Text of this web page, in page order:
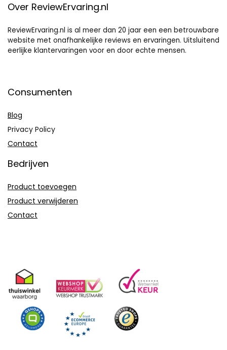
Over ReviewErvaring.nl
ReviewErvaring.nl is al meer dan 20 jaar een een betrouwbare
website met onafhankelijke reviews en ervaringen. Uitsluitend
eerlijke klantervaringen voor en door echte mensen.
Consumenten
Blog
Privacy Policy
Contact
Bedrijven
Product toevoegen
Product verwijderen
Contact